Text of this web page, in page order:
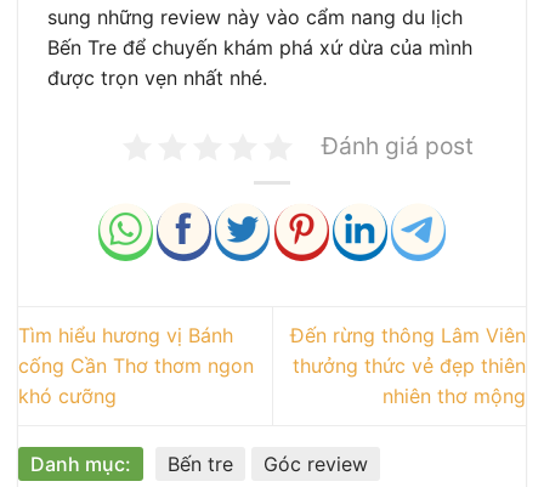
sung những review này vào cẩm nang du lịch
Bến Tre để chuyến khám phá xứ dừa của mình
được trọn vẹn nhất nhé.
Đánh giá post
Tìm hiểu hương vị Bánh
cống Cần Thơ thơm ngon
khó cưỡng
Đến rừng thông Lâm Viên
thưởng thức vẻ đẹp thiên
nhiên thơ mộng
Danh mục: Bến tre Góc review